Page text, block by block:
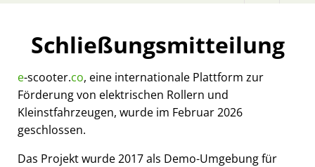
Schließungsmitteilung
e-scooter.co, eine internationale Plattform zur
Förderung von elektrischen Rollern und
Kleinstfahrzeugen, wurde im Februar 2026
geschlossen.
Das Projekt wurde 2017 als Demo-Umgebung für